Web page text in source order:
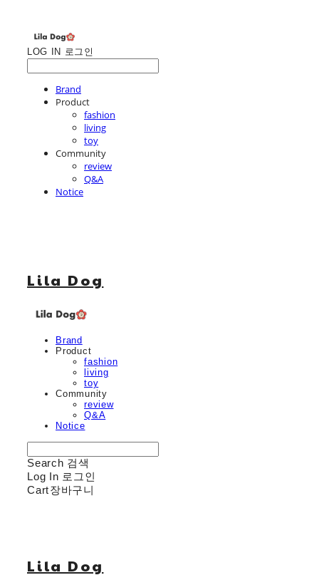
LOG IN 로그인
Brand
Product
fashion
living
toy
Community
review
Q&A
Notice
Lila Dog
Brand
Product
fashion
living
toy
Community
review
Q&A
Notice
Search 검색
Log In 로그인
Cart장바구니
Lila Dog